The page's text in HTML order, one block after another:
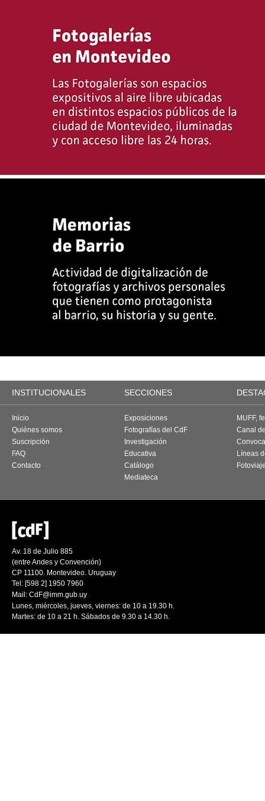
INSTITUCIONALES SECCIONES
Inicio
Quiénes somos
Suscripción
FAQ
Contacto
Exposiciones
Fotografías del CdF
Investigación
Educativa
Catálogo
Mediateca
MUFF,
Canal
Líneas
Av. 18 de Julio 885
(entre Andes y Convención)
CP 11100. Montevideo. Uruguay
Tel: [598 2] 1950 7960
Mail: CdF@imm.gub.uy
Lunes, miércoles, jueves, viernes: de 10 a 19.30 h.
Martes: de 10 a 21 h. Sábados de 9.30 a 14.30 h.